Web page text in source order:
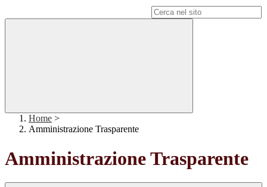
Home >
Amministrazione Trasparente
Amministrazione Trasparente